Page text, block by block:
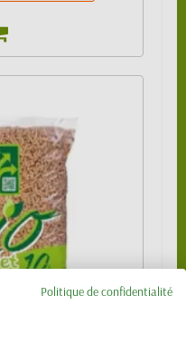
Politique de confidentialité